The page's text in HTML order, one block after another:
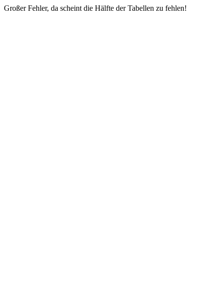
Großer Fehler, da scheint die Hälfte der Tabellen zu fehlen!